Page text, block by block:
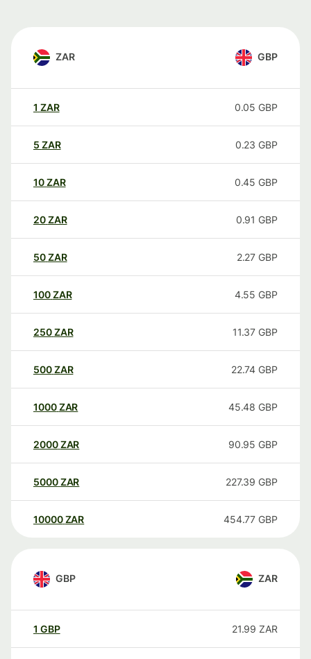
ZAR GBP
1 ZAR 0.05 GBP
5 ZAR 0.23 GBP
10ZAR 0.45 GBP
20ZAR 0.91 GBP
50ZAR 2.27 GBP
100ZAR 4.55 GBP
250ZAR 11.37 GBP
500ZAR 22.74 GBP
1000ZAR 45.48 GBP
2000ZAR 90.95 GBP
5000ZAR 227.39 GBP
10000 ZAR 454.77 GBP
GBP ZAR
1 GBP 21.99 ZAR